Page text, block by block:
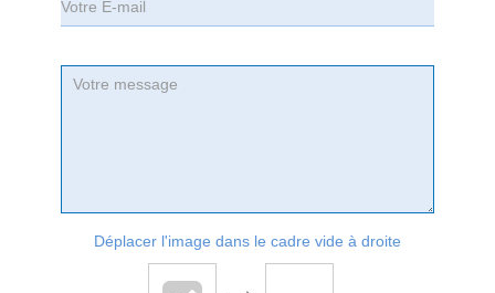
Déplacer l'image dans le cadre vide à droite